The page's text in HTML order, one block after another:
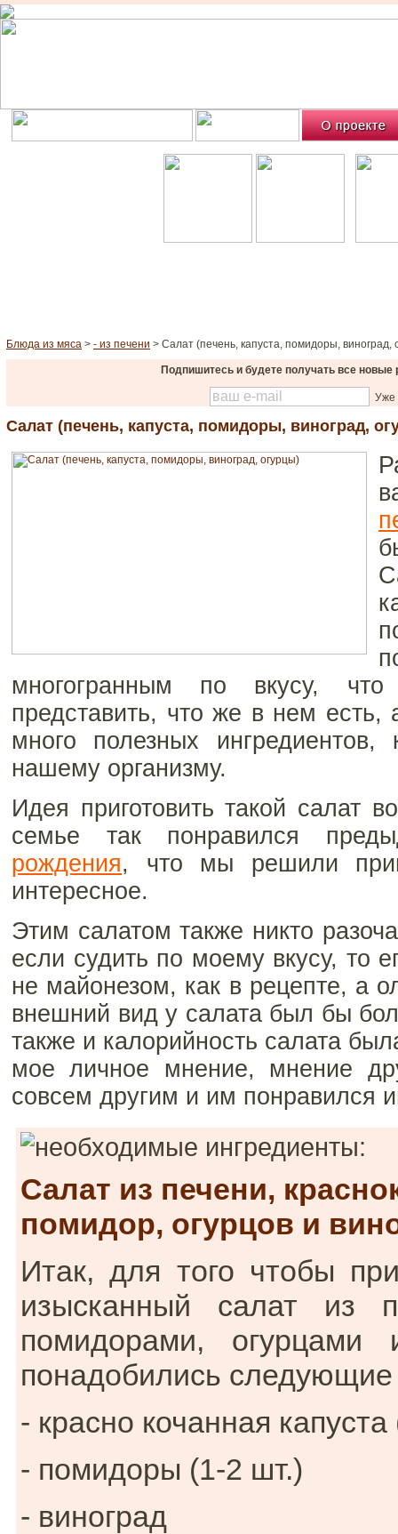
Блюда из мяса > - из печени > Салат (печень, капуста, помидоры, виноград,
Подпишитесь и будете получать все
Уже
Салат (печень, капуста, помидоры, виноград,
многогранным по вкусу,
представить, что же в нем есть,
много полезных
нашему организму.
Идея приготовить такой салат
семье так понравился
рождения, что мы решили
интересное.
Этим салатом также никто
если судить по моему вкусу, то
не майонезом, как в рецепте, а
внешний вид у салата был бы
также и калорийность салата
мое личное мнение, мнение
совсем другим и им понравился
Салат из печени,
помидор, огурцов и
Итак, для того чтобы
изысканный салат из
помидорами,
понадобились следующие
- красно кочанная
- помидоры (1-2 шт.)
- виноград